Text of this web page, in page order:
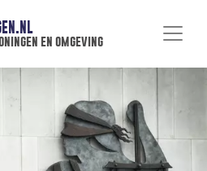
en omgeving